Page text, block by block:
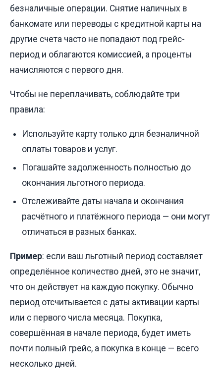
безналичные операции. Снятие наличных в
банкомате или переводы с кредитной карты на
другие счета часто не попадают под грейс-
период и облагаются комиссией, а проценты
начисляются с первого дня.
Чтобы не переплачивать, соблюдайте три
правила:
Используйте карту только для безналичной
оплаты товаров и услуг.
Погашайте задолженность полностью до
окончания льготного периода.
Отслеживайте даты начала и окончания
расчётного и платёжного периода — они могут
отличаться в разных банках.
Пример: если ваш льготный период составляет
определённое количество дней, это не значит,
что он действует на каждую покупку. Обычно
период отсчитывается с даты активации карты
или с первого числа месяца. Покупка,
совершённая в начале периода, будет иметь
почти полный грейс, а покупка в конце — всего
несколько дней.